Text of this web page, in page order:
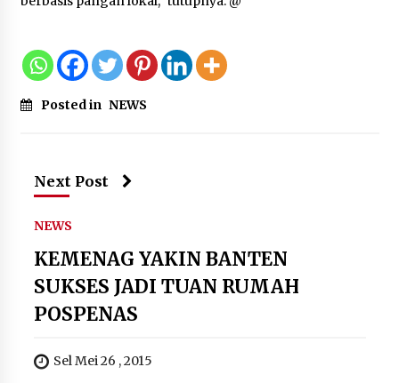
6 Agustus 2026
Posted in NEWS
Next Post
NEWS
KEMENAG YAKIN BANTEN
SUKSES JADI TUAN RUMAH
POSPENAS
Sel Mei 26 , 2015